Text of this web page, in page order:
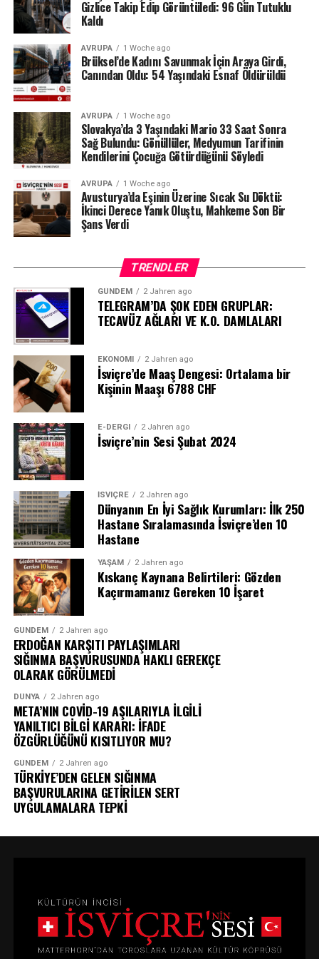
tarafından da düzenli olarak denetlendiğini hatırlattı.
Milyonlarca liralık para transferleri ve şoförün iddiaları
üzerinden derinleşen soruşturmada gözler, yargı
makamlarının atacağı bir sonraki adıma çevrilmiş
durumda.#ahbap #sondakika
Gizlice Takip Edip Görüntüledi: 96 Gün Tutuklu
Kaldı
AVRUPA 1 Woche ago
Brüksel’de Kadını Savunmak İçin Araya Girdi,
Canından Oldu: 54 Yaşındaki Esnaf Öldürüldü
AVRUPA 1 Woche ago
Slovakya’da 3 Yaşındaki Mario 33 Saat Sonra
Sağ Bulundu: Gönüllüler, Medyumun Tarifinin
Kendilerini Çocuğa Götürdüğünü Söyledi
AVRUPA 1 Woche ago
Avusturya’da Eşinin Üzerine Sıcak Su Döktü:
İkinci Derece Yanık Oluştu, Mahkeme Son Bir
Şans Verdi
TRENDLER
GÜNDEM 2 Jahren ago
TELEGRAM’DA ŞOK EDEN GRUPLAR:
TECAVÜZ AĞLARI VE K.O. DAMLALARI
EKONOMI 2 Jahren ago
İsviçre’de Maaş Dengesi: Ortalama bir
Kişinin Maaşı 6788 CHF
E-DERGI 2 Jahren ago
İsviçre’nin Sesi Şubat 2024
İSVIÇRE 2 Jahren ago
Dünyanın En İyi Sağlık Kurumları: İlk 250
Hastane Sıralamasında İsviçre’den 10
Hastane
YAŞAM 2 Jahren ago
Kıskanç Kaynana Belirtileri: Gözden
Kaçırmamanız Gereken 10 İşaret
GÜNDEM 2 Jahren ago
ERDOĞAN KARŞITI PAYLAŞIMLARI
SIĞINMA BAŞVURUSUNDA HAKLI GEREKÇE
OLARAK GÖRÜLMEDİ
DÜNYA 2 Jahren ago
META’NIN COVİD-19 AŞILARIYLA İLGİLİ
YANILTICI BİLGİ KARARI: İFADE
ÖZGÜRLÜĞÜNÜ KISITLIYOR MU?
GÜNDEM 2 Jahren ago
TÜRKİYE’DEN GELEN SIĞINMA
BAŞVURULARINA GETİRİLEN SERT
UYGULAMALARA TEPKİ